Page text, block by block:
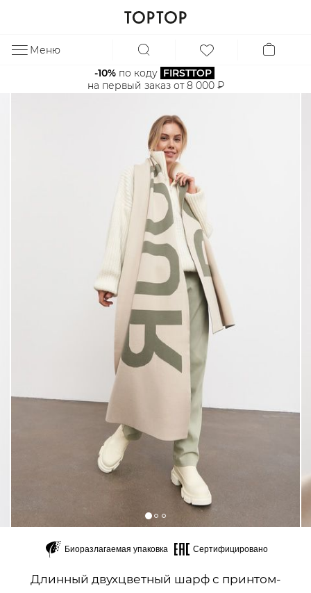
Меню
-10% по коду FIRSTTOP
на первый заказ от 8 000 ₽
Биоразлагаемая упаковка Сертифицировано
Длинный двухцветный шарф с принтом-